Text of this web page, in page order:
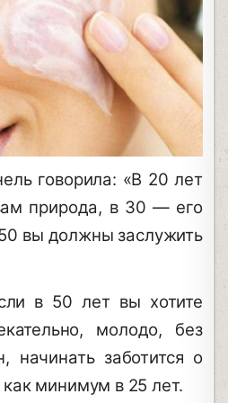
говорила: «В 20 лет
природа, в 30 — его
вы должны заслужить
в 50 лет вы хотите
молодо, без
начинать заботится о
минимум в 25 лет.